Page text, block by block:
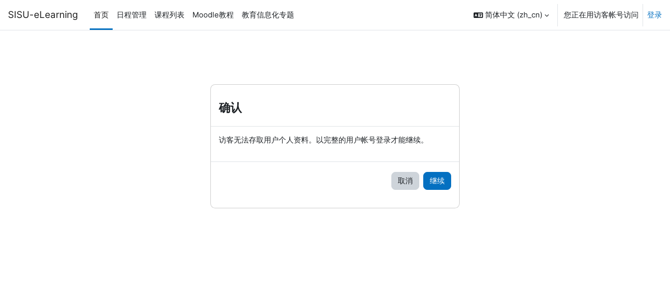
SISU-eLearning 首页 日程管理 课程列表 Moodle教程 教育信息化专题 简体中文 ‎(zh_cn)‎ 您正在用访客帐号访问 登录
确认
访客无法存取用户个人资料。以完整的用户帐号登录才能继续。
取消 继续